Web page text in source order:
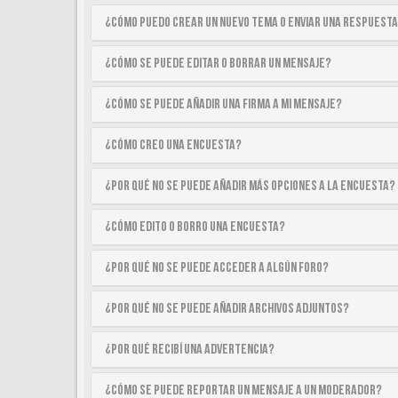
¿Cómo puedo crear un nuevo tema o enviar una
¿Cómo se puede editar o borrar un mensaje?
¿Cómo se puede añadir una firma a mi mensaje?
¿Cómo creo una encuesta?
¿Por qué no se puede añadir más opciones a la encuesta?
¿Cómo edito o borro una encuesta?
¿Por qué no se puede acceder a algún foro?
¿Por qué no se puede añadir archivos adjuntos?
¿Por qué recibí una advertencia?
¿Cómo se puede reportar un mensaje a un moderador?